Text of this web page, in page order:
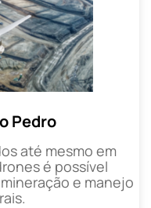
Pedro
até mesmo em
é possível
e manejo